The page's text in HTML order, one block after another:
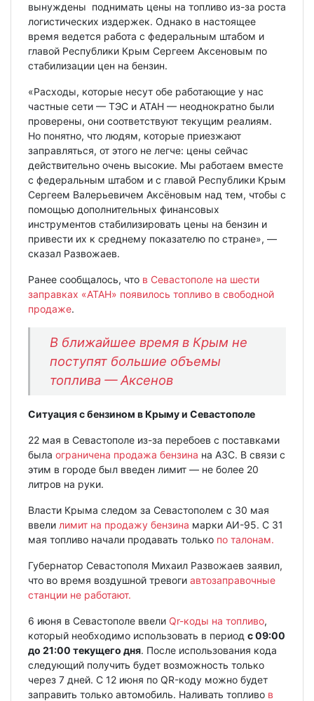
вынуждены поднимать цены на топливо из-за роста
логистических издержек. Однако в настоящее
время ведется работа с федеральным штабом и
главой Республики Крым Сергеем Аксеновым по
стабилизации цен на бензин.
«Расходы, которые несут обе работающие у нас
частные сети — ТЭС и АТАН — неоднократно были
проверены, они соответствуют текущим реалиям.
Но понятно, что людям, которые приезжают
заправляться, от этого не легче: цены сейчас
действительно очень высокие. Мы работаем вместе
с федеральным штабом и с главой Республики Крым
Сергеем Валерьевичем Аксёновым над тем, чтобы с
помощью дополнительных финансовых
инструментов стабилизировать цены на бензин и
привести их к среднему показателю по стране», —
сказал Развожаев.
Ранее сообщалось, что в Севастополе на шести
заправках «АТАН» появилось топливо в свободной
продаже.
В ближайшее время в Крым не
поступят большие объемы
топлива — Аксенов
Ситуация с бензином в Крыму и Севастополе
22 мая в Севастополе из-за перебоев с поставками
была ограничена продажа бензина на АЗС. В связи с
этим в городе был введен лимит — не более 20
литров на руки.
Власти Крыма следом за Севастополем с 30 мая
ввели лимит на продажу бензина марки АИ-95. С 31
мая топливо начали продавать только по талонам.
Губернатор Севастополя Михаил Развожаев заявил,
что во время воздушной тревоги автозаправочные
станции не работают.
6 июня в Севастополе ввели Qr-коды на топливо,
который необходимо использовать в период с 09:00
до 21:00 текущего дня. После использования кода
следующий получить будет возможность только
через 7 дней. С 12 июня по QR-коду можно будет
заправить только автомобиль. Наливать топливо в